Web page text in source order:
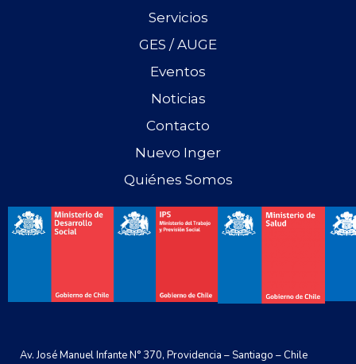
Servicios
GES / AUGE
Eventos
Noticias
Contacto
Nuevo Inger
Quiénes Somos
Av. José Manuel Infante N° 370, Providencia – Santiago – Chile